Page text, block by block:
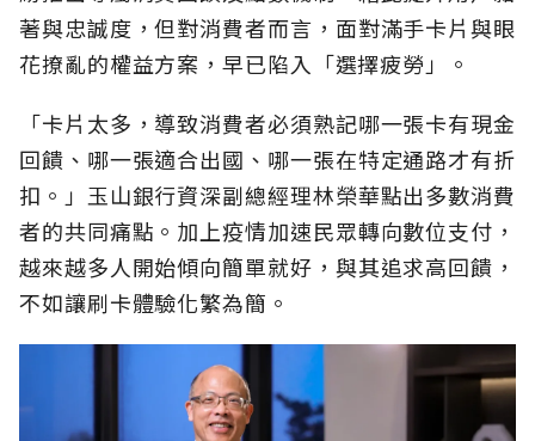
著與忠誠度，但對消費者而言，面對滿手卡片與眼
花撩亂的權益方案，早已陷入「選擇疲勞」。
「卡片太多，導致消費者必須熟記哪一張卡有現金
回饋、哪一張適合出國、哪一張在特定通路才有折
扣。」玉山銀行資深副總經理林榮華點出多數消費
者的共同痛點。加上疫情加速民眾轉向數位支付，
越來越多人開始傾向簡單就好，與其追求高回饋，
不如讓刷卡體驗化繁為簡。